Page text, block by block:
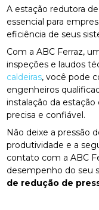
A estação redutora
essencial para
eficiência de seus
Com a ABC Ferraz,
inspeções e laudos
caldeiras, você pode
engenheiros
instalação da
precisa e confiável.
Não deixe a pressão
produtividade e a
contato com a ABC
desempenho do seu
de redução de